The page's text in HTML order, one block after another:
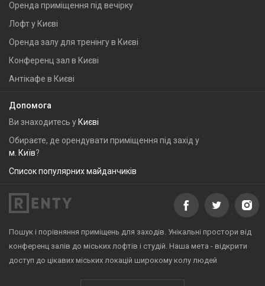
Оренда приміщення під вечірку
Лофт у Києві
Оренда залу для тренінгу в Києві
Конференц зал в Києві
Антікафе в Києві
Допомога
Ви знаходитесь у Києві
Обираєте, де орендувати приміщення під захід у
м. Київ?
Список популярних майданчиків
Пошук і порівняння приміщень для заходів. Унікальні простори від
конференц залів до міських лофтів і студій. Наша мета - відкрити
доступ до цікавих міських локацій широкому колу людей